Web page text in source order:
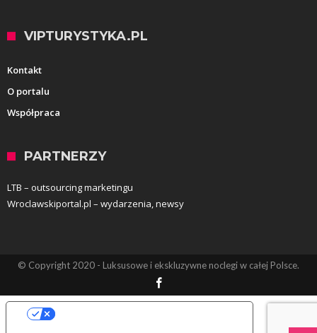
VIPTURYSTYKA.PL
Kontakt
O portalu
Współpraca
PARTNERZY
LTB – outsourcing marketingu
Wroclawskiportal.pl – wydarzenia, newsy
© Copyright 2020 - Luksusowe i ekskluzywne noclegi w całej Polsce.
Opcje prywatności użytkownika